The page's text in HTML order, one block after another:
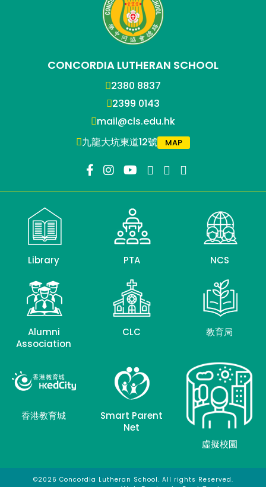
CONCORDIA LUTHERAN SCHOOL
2380 8837
2399 0143
mail@cls.edu.hk
九龍大坑東道12號
MAP
Library PTA NCS
Alumni
Association
CLC 教育局
香港教育城
Smart Parent
Net
虛擬校園
©2026 Concordia Lutheran School. All rights Reserved.